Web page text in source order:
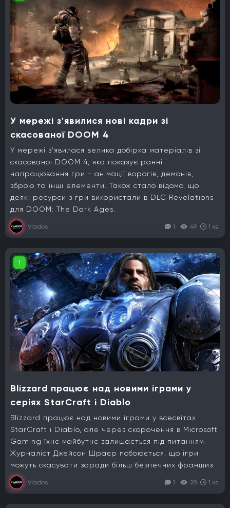
У мережі з'явилися нові кадри зі
скасованої DOOM 4
У мережі з'явилася велика добірка матеріалів зі
скасованої DOOM 4, яка показує ранні
напрацювання гри - анімації ворогів, демонів,
зброю та інші елементи. Також стало відомо, що
деякі ресурси з гри використали в DLC Revelations
для DOOM: The Dark Ages.
Vlados 1 49 1 хв.
1
Blizzard працює над новими іграми у
серіях StarCraft і Diablo
Blizzard працює над новими іграми у всесвітах
StarCraft і Diablo, але через скорочення в Microsoft
Gaming їхнє майбутнє залишається під питанням.
Журналіст Джейсон Шраєр побоюється, що ігри
можуть скасувати заради більш безпечних франшиз.
Vlados 1 28 1 хв.